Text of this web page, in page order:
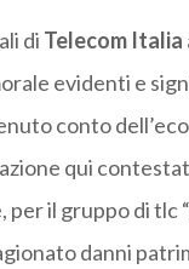
di Telecom Italia
evidenti e
conto
qui
per il gruppo di tlc
danni